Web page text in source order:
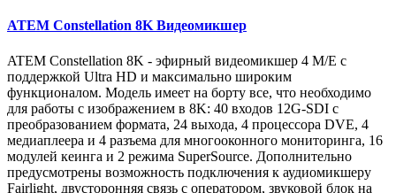
ATEM Constellation 8K Видеомикшер
ATEM Constellation 8K - эфирный видеомикшер 4 M/E с
поддержкой Ultra HD и максимально широким
функционалом. Модель имеет на борту все, что необходимо
для работы с изображением в 8K: 40 входов 12G-SDI с
преобразованием формата, 24 выхода, 4 процессора DVE, 4
медиаплеера и 4 разъема для многооконного мониторинга, 16
модулей кеинга и 2 режима SuperSource. Дополнительно
предусмотрены возможность подключения к аудиомикшеру
Fairlight, двусторонняя связь с оператором, звуковой блок на